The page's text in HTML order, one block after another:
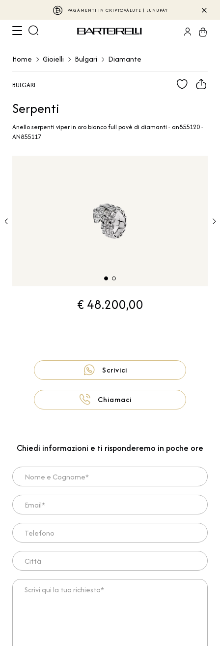
PAGAMENTI IN CRIPTOVALUTE | LUNUPAY
Home Gioielli Bulgari Diamante
BULGARI
Serpenti
Anello serpenti viper in oro bianco full pavè di diamanti - an855120 -
AN855117
€ 48.200,00
Scrivici
Chiamaci
Chiedi informazioni e ti risponderemo in poche ore
Nome e Cognome*
Email*
Telefono
Città
Scrivi qui la tua richiesta*